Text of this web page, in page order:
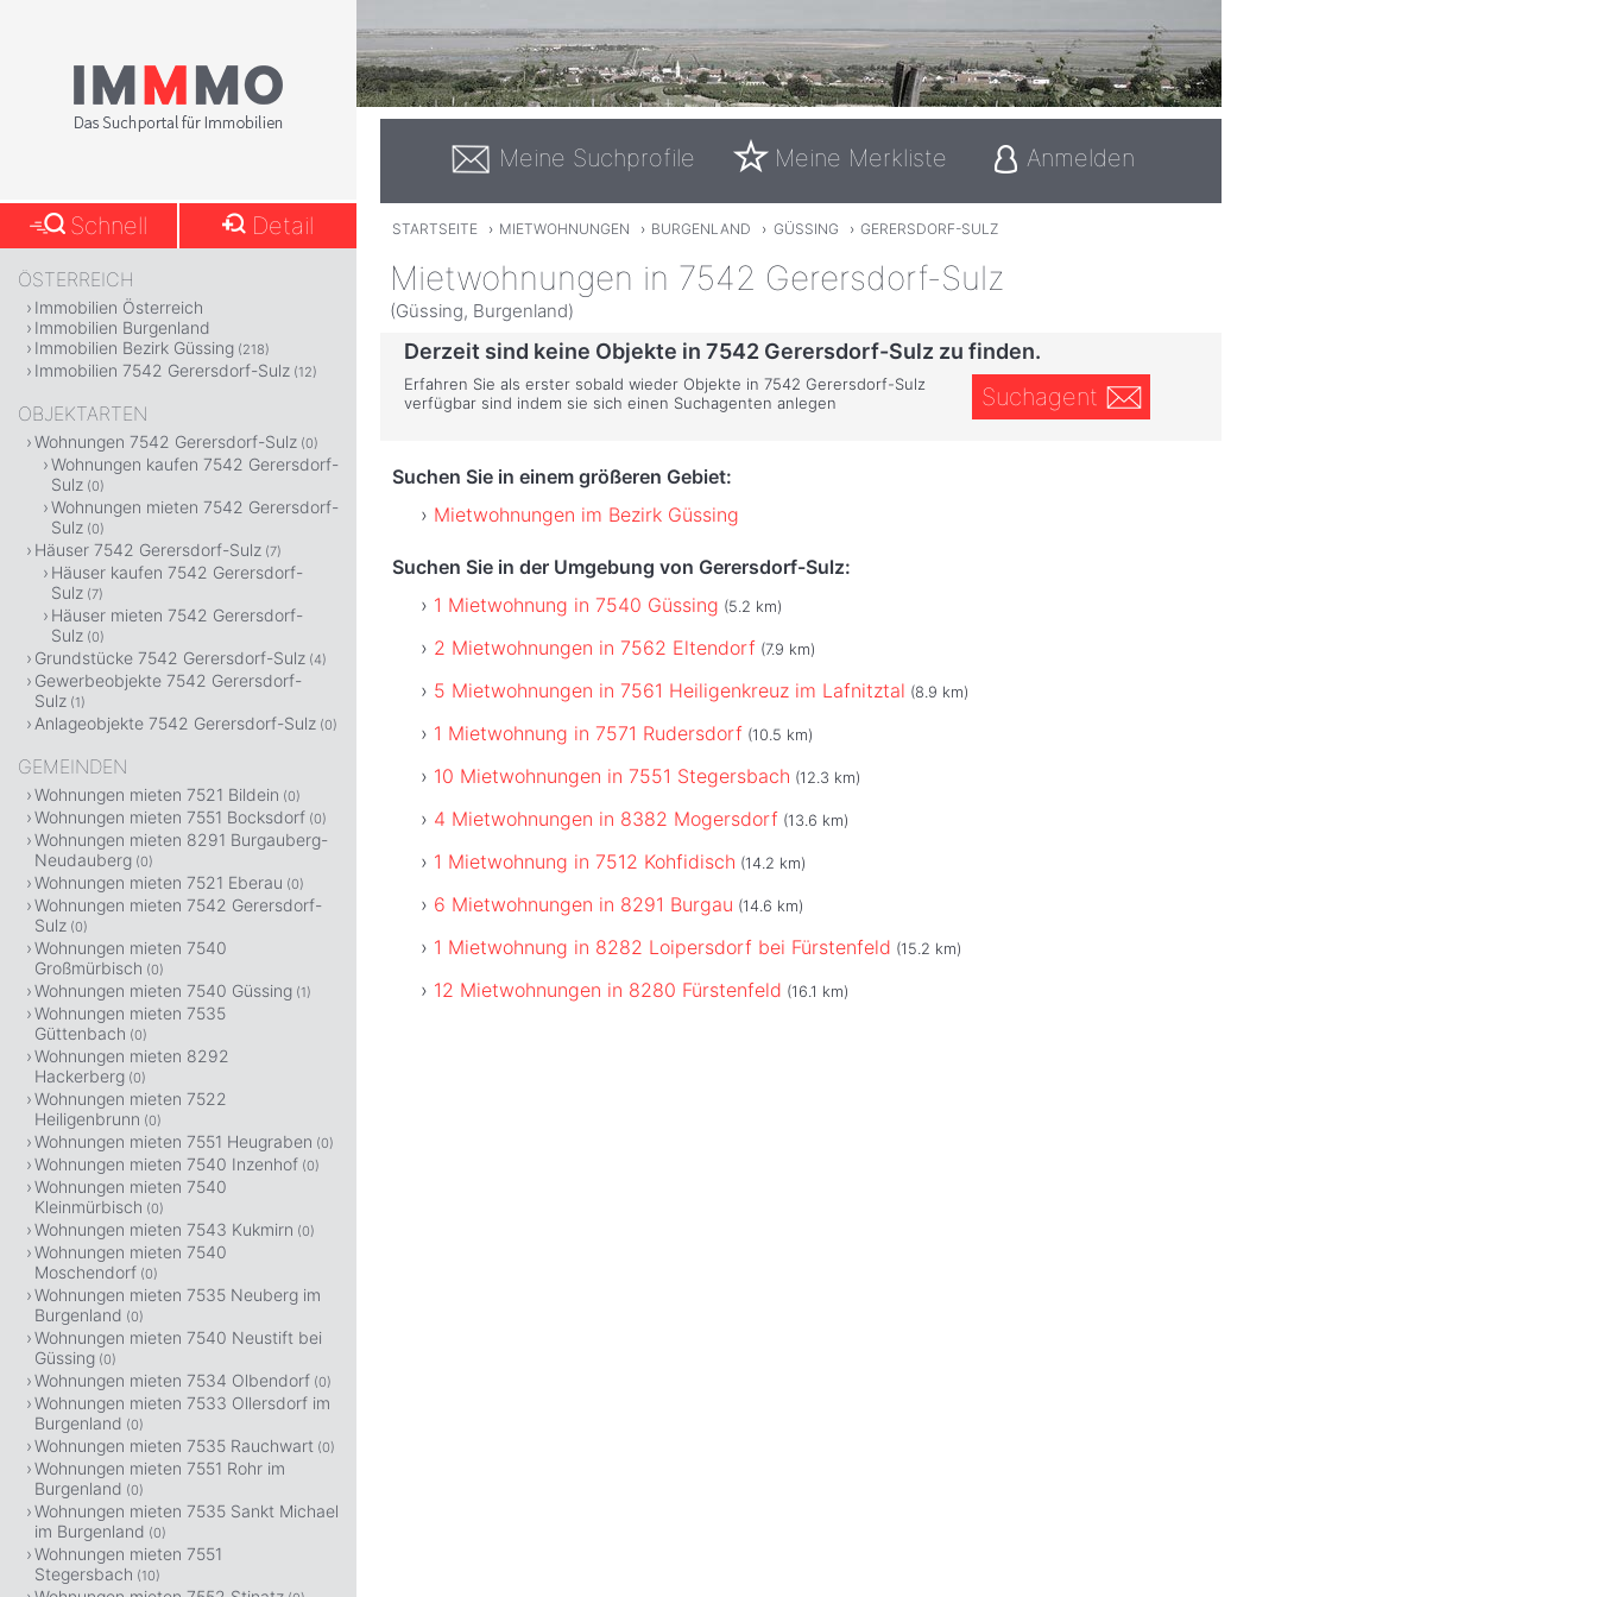
Meine Suchprofile Meine Merkliste Anmelden
STARTSEITE › MIETWOHNUNGEN › BURGENLAND › GÜSSING › GERERSDORF-SULZ
Mietwohnungen in 7542 Gerersdorf-Sulz
(Güssing, Burgenland)
Derzeit sind keine Objekte in 7542 Gerersdorf-Sulz zu finden.
Erfahren Sie als erster sobald wieder Objekte in 7542 Gerersdorf-Sulz
verfügbar sind indem sie sich einen Suchagenten anlegen
Suchagent
Suchen Sie in einem größeren Gebiet:
Mietwohnungen im Bezirk Güssing
Suchen Sie in der Umgebung von Gerersdorf-Sulz:
1 Mietwohnung in 7540 Güssing (5.2 km)
2 Mietwohnungen in 7562 Eltendorf (7.9 km)
5 Mietwohnungen in 7561 Heiligenkreuz im Lafnitztal (8.9 km)
1 Mietwohnung in 7571 Rudersdorf (10.5 km)
10 Mietwohnungen in 7551 Stegersbach (12.3 km)
4 Mietwohnungen in 8382 Mogersdorf (13.6 km)
1 Mietwohnung in 7512 Kohfidisch (14.2 km)
6 Mietwohnungen in 8291 Burgau (14.6 km)
1 Mietwohnung in 8282 Loipersdorf bei Fürstenfeld (15.2 km)
12 Mietwohnungen in 8280 Fürstenfeld (16.1 km)
Schnell Detail
ÖSTERREICH
Immobilien Österreich
Immobilien Burgenland
Immobilien Bezirk Güssing (218)
Immobilien 7542 Gerersdorf-Sulz (12)
OBJEKTARTEN
Wohnungen 7542 Gerersdorf-Sulz (0)
Wohnungen kaufen 7542 Gerersdorf-
Sulz (0)
Wohnungen mieten 7542 Gerersdorf-
Sulz (0)
Häuser 7542 Gerersdorf-Sulz (7)
Häuser kaufen 7542 Gerersdorf-
Sulz (7)
Häuser mieten 7542 Gerersdorf-
Sulz (0)
Grundstücke 7542 Gerersdorf-Sulz (4)
Gewerbeobjekte 7542 Gerersdorf-
Sulz (1)
Anlageobjekte 7542 Gerersdorf-Sulz (0)
GEMEINDEN
Wohnungen mieten 7521 Bildein (0)
Wohnungen mieten 7551 Bocksdorf (0)
Wohnungen mieten 8291 Burgauberg-
Neudauberg (0)
Wohnungen mieten 7521 Eberau (0)
Wohnungen mieten 7542 Gerersdorf-
Sulz (0)
Wohnungen mieten 7540
Großmürbisch (0)
Wohnungen mieten 7540 Güssing (1)
Wohnungen mieten 7535
Güttenbach (0)
Wohnungen mieten 8292
Hackerberg (0)
Wohnungen mieten 7522
Heiligenbrunn (0)
Wohnungen mieten 7551 Heugraben (0)
Wohnungen mieten 7540 Inzenhof (0)
Wohnungen mieten 7540
Kleinmürbisch (0)
Wohnungen mieten 7543 Kukmirn (0)
Wohnungen mieten 7540
Moschendorf (0)
Wohnungen mieten 7535 Neuberg im
Burgenland (0)
Wohnungen mieten 7540 Neustift bei
Güssing (0)
Wohnungen mieten 7534 Olbendorf (0)
Wohnungen mieten 7533 Ollersdorf im
Burgenland (0)
Wohnungen mieten 7535 Rauchwart (0)
Wohnungen mieten 7551 Rohr im
Burgenland (0)
Wohnungen mieten 7535 Sankt Michael
im Burgenland (0)
Wohnungen mieten 7551
Stegersbach (10)